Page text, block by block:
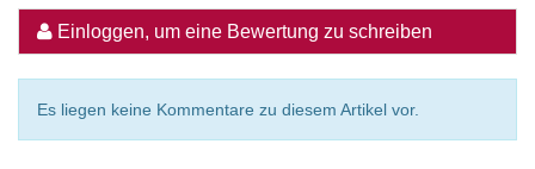
Einloggen, um eine Bewertung zu schreiben
Es liegen keine Kommentare zu diesem Artikel vor.